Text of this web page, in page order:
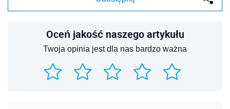
Oceń jakość naszego artykułu
Twoja opinia jest dla nas bardzo ważna